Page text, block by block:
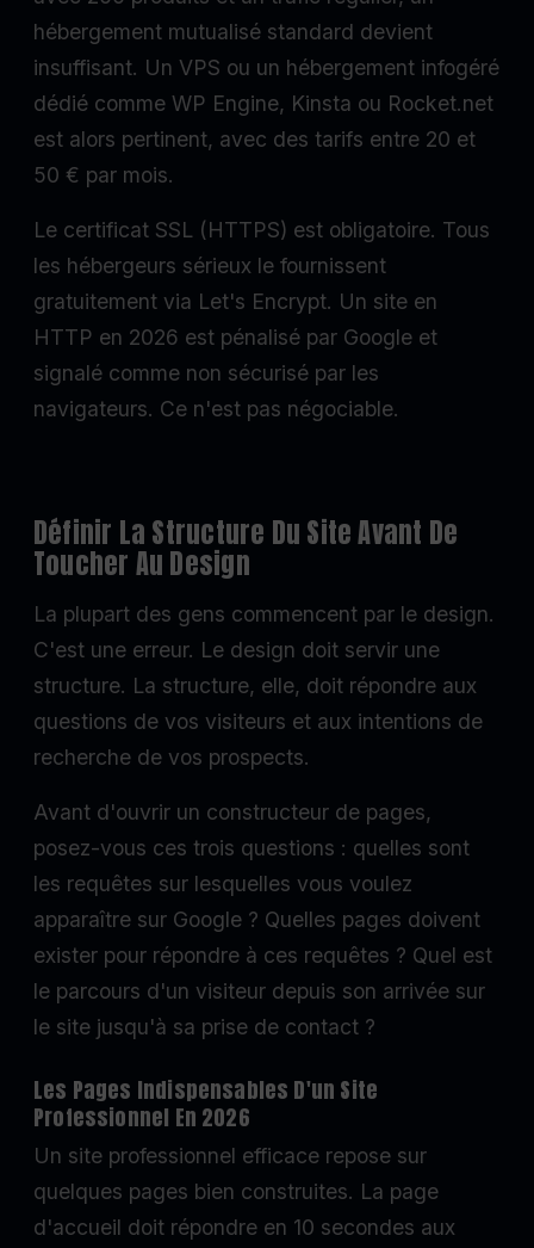
hébergement mutualisé standard devient
insuffisant. Un VPS ou un hébergement infogéré
dédié comme WP Engine, Kinsta ou Rocket.net
est alors pertinent, avec des tarifs entre 20 et
50 € par mois.
Le certificat SSL (HTTPS) est obligatoire. Tous
les hébergeurs sérieux le fournissent
gratuitement via Let's Encrypt. Un site en
HTTP en 2026 est pénalisé par Google et
signalé comme non sécurisé par les
navigateurs. Ce n'est pas négociable.
Définir La Structure Du Site Avant De
Toucher Au Design
La plupart des gens commencent par le design.
C'est une erreur. Le design doit servir une
structure. La structure, elle, doit répondre aux
questions de vos visiteurs et aux intentions de
recherche de vos prospects.
Avant d'ouvrir un constructeur de pages,
posez-vous ces trois questions : quelles sont
les requêtes sur lesquelles vous voulez
apparaître sur Google ? Quelles pages doivent
exister pour répondre à ces requêtes ? Quel est
le parcours d'un visiteur depuis son arrivée sur
le site jusqu'à sa prise de contact ?
Les Pages Indispensables D'un Site
Professionnel En 2026
Un site professionnel efficace repose sur
quelques pages bien construites. La page
d'accueil doit répondre en 10 secondes aux